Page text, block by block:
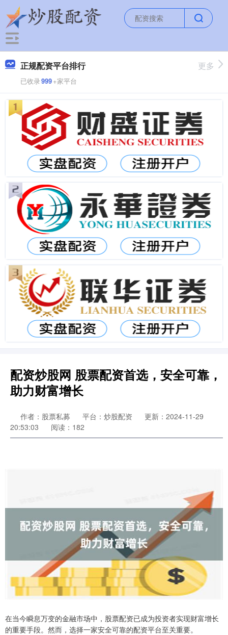
正规配资平台排行
已收录999+家平台
更多
配资炒股网 股票配资首选，安全可靠，
助力财富增长
作者：股票私募 平台：炒股配资
更新：2024-11-29
20:53:03
阅读：182
在当今瞬息万变的金融市场中，股票配资已成为投资者实现财富增长
的重要手段。然而，选择一家安全可靠的配资平台至关重要。